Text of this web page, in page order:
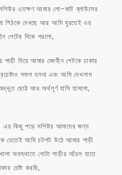
মশিউর এতক্ষণ আমার লো-কাট ব্লাউসের
পিঠকে দেখছে আর আমি ঘুরতেই ওর
পেটের দিকে পরলো,
দিয়ে আমার মেদহীন পেটকে ঢাকার
সফল হলনা এবং আমি দেখলাম
ছোট্ট আর অর্থপূর্ণ হাসি হাসলো,
এর কিছু পড়ে মশিউর আমাদের জন্য
যেতেই আমি চটপট উঠে আমার শাড়ী
অবস্থাতে গোটা শাড়ীর আঁচল হাতে
চেষ্টা করছি,